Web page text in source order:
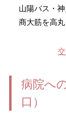
山陽バス・
商大筋を高
病院へ
口）